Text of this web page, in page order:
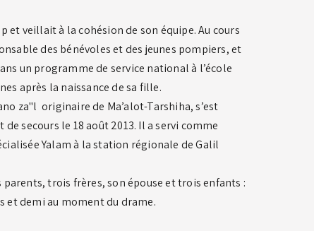
et veillait à la cohésion de son équipe. Au cours
des bénévoles et des jeunes pompiers, et
un programme de service national à l’école
après la naissance de sa fille.
za"l originaire de Ma’alot-Tarshiha, s’est
secours le 18 août 2013. Il a servi comme
Yalam à la station régionale de Galil
trois frères, son épouse et trois enfants :
et demi au moment du drame.